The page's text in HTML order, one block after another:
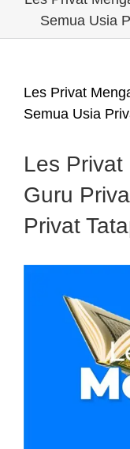
Semua Usia
Les Privat
Semua Usia
Les
Guru
Privat